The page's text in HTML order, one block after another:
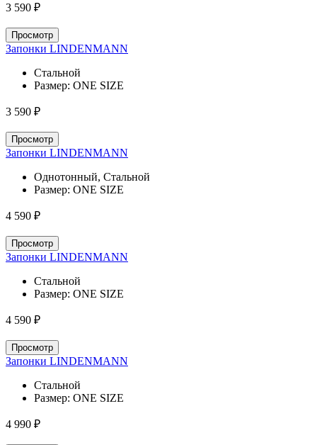
3 590 ₽
Просмотр
Запонки LINDENMANN
Стальной
Размер: ONE SIZE
3 590 ₽
Просмотр
Запонки LINDENMANN
Однотонный, Стальной
Размер: ONE SIZE
4 590 ₽
Просмотр
Запонки LINDENMANN
Стальной
Размер: ONE SIZE
4 590 ₽
Просмотр
Запонки LINDENMANN
Стальной
Размер: ONE SIZE
4 990 ₽